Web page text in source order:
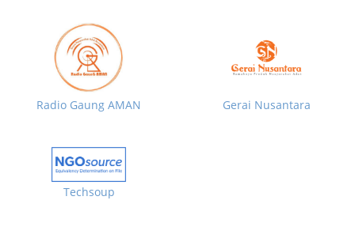
Radio Gaung AMAN Gerai Nusantara
Techsoup